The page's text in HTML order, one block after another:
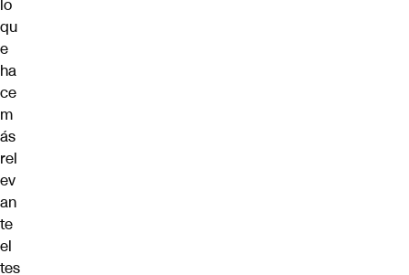
lo
qu
e
ha
ce
m
ás
rel
ev
an
te
el
tes